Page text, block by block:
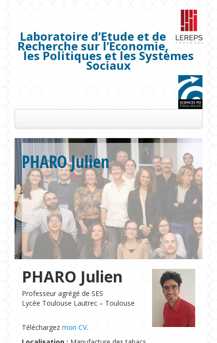
Laboratoire d’Etude et de
Recherche sur l’Economie,
les Politiques et les Systèmes
Sociaux
Les membres
Séminaires
Publications
Projets de recherche
Formations
Chaire UNESCO
PHARO Julien
PHARO Julien
Professeur agrégé de SES
Lycée Toulouse Lautrec – Toulouse
Téléchargez mon CV.